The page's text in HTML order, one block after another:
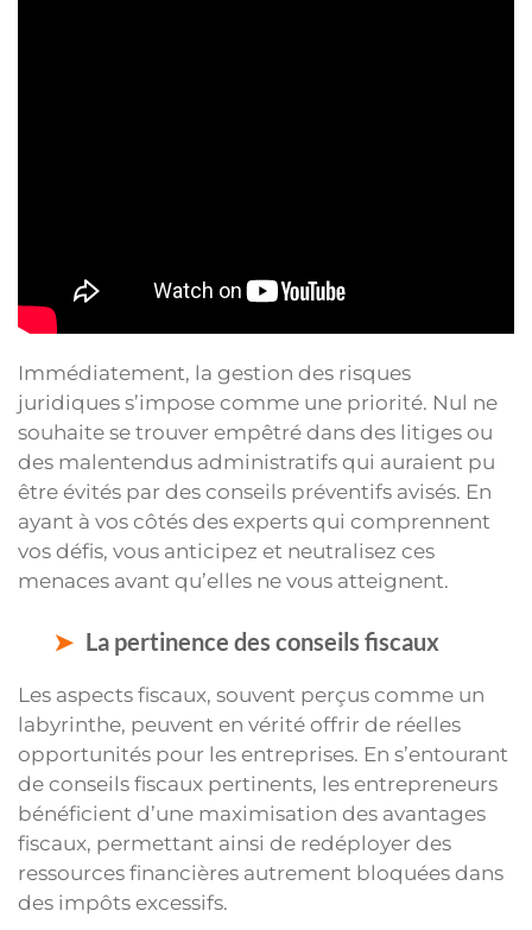
Immédiatement, la gestion des risques
juridiques s’impose comme une priorité. Nul ne
souhaite se trouver empêtré dans des litiges ou
des malentendus administratifs qui auraient pu
être évités par des conseils préventifs avisés. En
ayant à vos côtés des experts qui comprennent
vos défis, vous anticipez et neutralisez ces
menaces avant qu’elles ne vous atteignent.
La pertinence des conseils fiscaux
Les aspects fiscaux, souvent perçus comme un
labyrinthe, peuvent en vérité offrir de réelles
opportunités pour les entreprises. En s’entourant
de conseils fiscaux pertinents, les entrepreneurs
bénéficient d’une maximisation des avantages
fiscaux, permettant ainsi de redéployer des
ressources financières autrement bloquées dans
des impôts excessifs.